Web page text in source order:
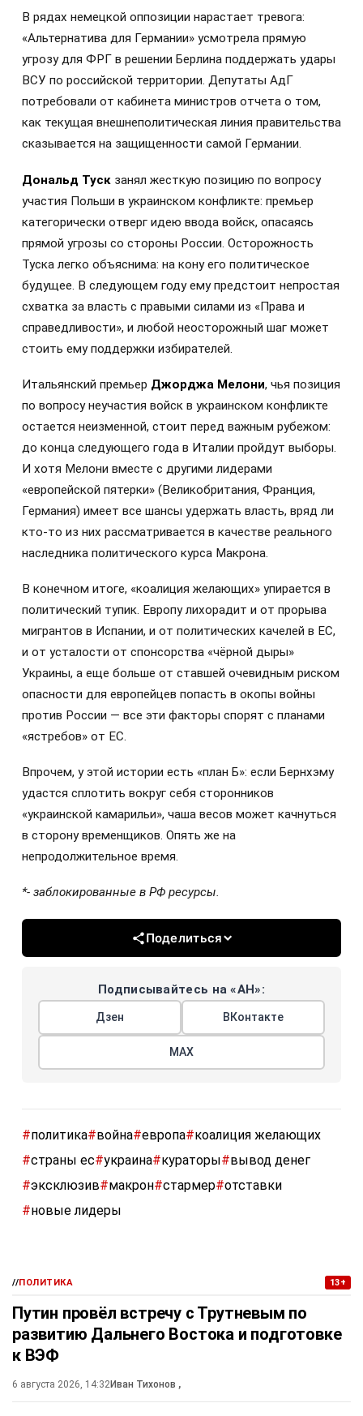
В рядах немецкой оппозиции нарастает тревога:
«Альтернатива для Германии» усмотрела прямую
угрозу для ФРГ в решении Берлина поддержать удары
ВСУ по российской территории. Депутаты АдГ
потребовали от кабинета министров отчета о том,
как текущая внешнеполитическая линия правительства
сказывается на защищенности самой Германии.
Дональд Туск занял жесткую позицию по вопросу
участия Польши в украинском конфликте: премьер
категорически отверг идею ввода войск, опасаясь
прямой угрозы со стороны России. Осторожность
Туска легко объяснима: на кону его политическое
будущее. В следующем году ему предстоит непростая
схватка за власть с правыми силами из «Права и
справедливости», и любой неосторожный шаг может
стоить ему поддержки избирателей.
Итальянский премьер Джорджа Мелони, чья позиция
по вопросу неучастия войск в украинском конфликте
остается неизменной, стоит перед важным рубежом:
до конца следующего года в Италии пройдут выборы.
И хотя Мелони вместе с другими лидерами
«европейской пятерки» (Великобритания, Франция,
Германия) имеет все шансы удержать власть, вряд ли
кто-то из них рассматривается в качестве реального
наследника политического курса Макрона.
В конечном итоге, «коалиция желающих» упирается в
политический тупик. Европу лихорадит и от прорыва
мигрантов в Испании, и от политических качелей в ЕС,
и от усталости от спонсорства «чёрной дыры»
Украины, а еще больше от ставшей очевидным риском
опасности для европейцев попасть в окопы войны
против России — все эти факторы спорят с планами
«ястребов» от ЕС.
Впрочем, у этой истории есть «план Б»: если Бернхэму
удастся сплотить вокруг себя сторонников
«украинской камарильи», чаша весов может качнуться
в сторону временщиков. Опять же на
непродолжительное время.
*- заблокированные в РФ ресурсы.
Поделиться
Подписывайтесь на «АН»:
Дзен ВКонтакте
МАХ
#политика#война#европа#коалиция желающих
#страны ес#украина#кураторы#вывод денег
#эксклюзив#макрон#стармер#отставки
#новые лидеры
//ПОЛИТИКА 13+
Путин провёл встречу с Трутневым по
развитию Дальнего Востока и подготовке
к ВЭФ
6 августа 2026, 14:32Иван Тихонов ,